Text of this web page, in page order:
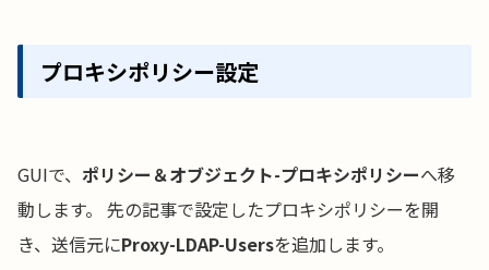
プロキシポリシー設定
GUIで、 ポリシー＆オブジェクト-プロキシポリシーへ移
動します。 先の記事で設定したプロキシポリシーを開
き、送信元にProxy-LDAP-Usersを追加します。